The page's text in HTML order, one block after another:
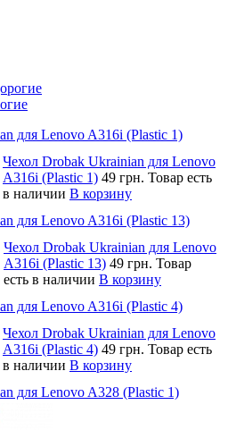
для Lenovo A316i (Plastic 1)
Чехол Drobak Ukrainian для Lenovo
A316i (Plastic 1) 49 грн. Товар есть
в наличии В корзину
для Lenovo A316i (Plastic 13)
Чехол Drobak Ukrainian для Lenovo
A316i (Plastic 13) 49 грн. Товар
есть в наличии В корзину
для Lenovo A316i (Plastic 4)
Чехол Drobak Ukrainian для Lenovo
A316i (Plastic 4) 49 грн. Товар есть
в наличии В корзину
для Lenovo A328 (Plastic 1)